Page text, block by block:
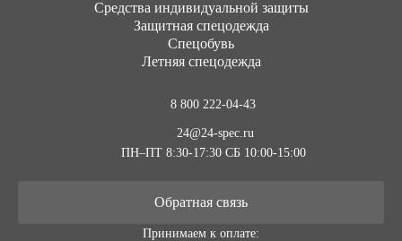
Средства индивидуальной защиты
Защитная спецодежда
Спецобувь
Летняя спецодежда
8 800 222-04-43
24@24-spec.ru
ПН–ПТ 8:30-17:30 СБ 10:00-15:00
Обратная связь
Принимаем к оплате: